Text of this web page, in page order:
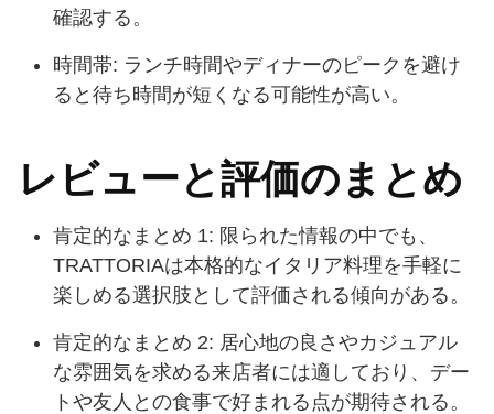
確認する。
時間帯: ランチ時間やディナーのピークを避け
ると待ち時間が短くなる可能性が高い。
レビューと評価のまとめ
肯定的なまとめ 1: 限られた情報の中でも、
TRATTORIAは本格的なイタリア料理を手軽に
楽しめる選択肢として評価される傾向がある。
肯定的なまとめ 2: 居心地の良さやカジュアル
な雰囲気を求める来店者には適しており、デー
トや友人との食事で好まれる点が期待される。